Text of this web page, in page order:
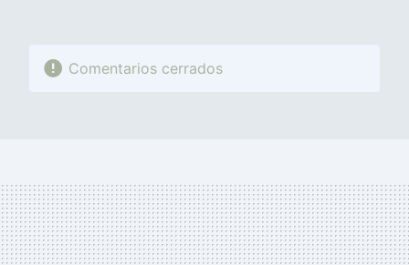
Comentarios cerrados